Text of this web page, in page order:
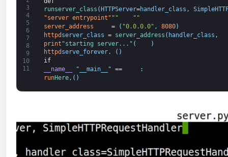
3
4
5
6
7
8
9
10
11
runserver_class ( HTTPServer=handler_class ,
"server entrypoint" ""
""
server_address
= ( "0.0.0.0" , 8080)
httpd server_class = server_address ( handler_class ,
print "starting server..." (
)
httpd serve_forever. ( )
if
__name__
"__main__" ==
:
runHere, ( )